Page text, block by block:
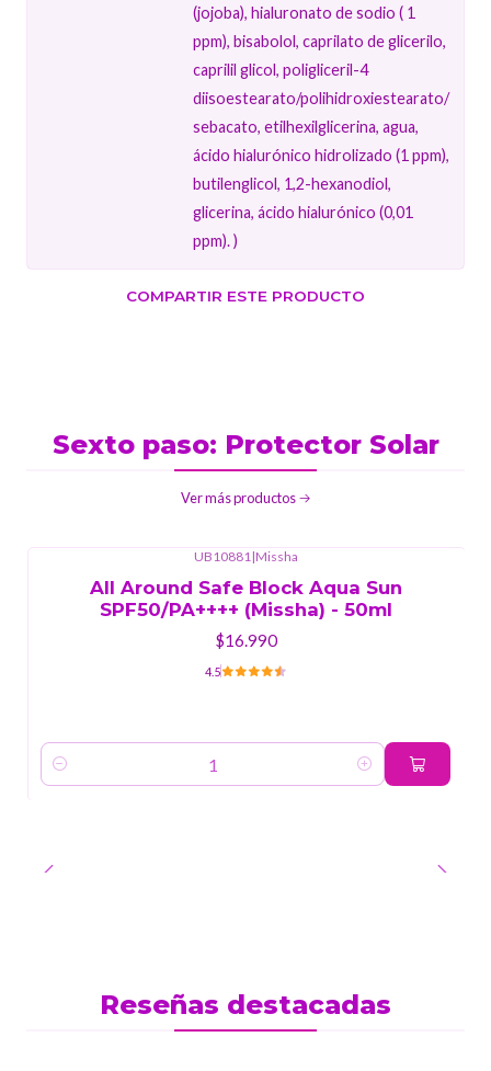
(jojoba), hialuronato de sodio ( 1
ppm), bisabolol, caprilato de glicerilo,
caprilil glicol, poligliceril-4
diisoestearato/​polihidroxiestearato/​
sebacato, etilhexilglicerina, agua,
ácido hialurónico hidrolizado (1 ppm),
butilenglicol, 1,2-hexanodiol,
glicerina, ácido hialurónico (0,01
ppm). )
COMPARTIR ESTE PRODUCTO
Sexto paso: Protector Solar
Ver más productos
UB10881|Missha
All Around Safe Block Aqua Sun
SPF50/PA++++ (Missha) - 50ml
$16.990
4.5
Cantidad
Reseñas destacadas